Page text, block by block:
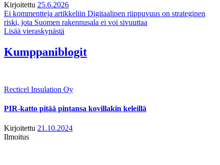
Kirjoitettu 25.6.2026
Ei kommentteja artikkeliin Digitaalinen riippuvuus on strateginen
riski, jota Suomen rakennusala ei voi sivuuttaa
Lisää vieraskynästä
Kumppaniblogit
Recticel Insulation Oy
PIR-katto pitää pintansa kovillakin keleillä
Kirjoitettu 21.10.2024
Ilmoitus